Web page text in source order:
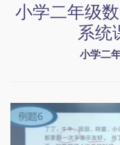
小学二年级
系统
小学二